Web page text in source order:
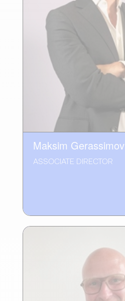
Maksim Gerassimov
ASSOCIATE DIRECTOR